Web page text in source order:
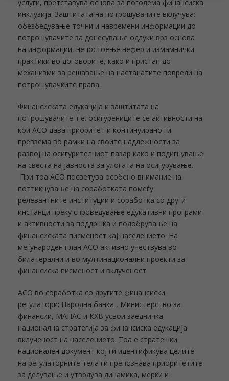
услуги, претставува основа за поголема финансиска
инклузија. Заштитата на потрошувачите вклучува:
обезбедување точни и навремени информации до
потрошувачите за донесување одлуки врз основа
на информации, непостоење нефер и измамнички
практики во договорите, како и пристап до
механизми за решавање на настанатите повреди на
потрошувачките права.
Финансиската едукација и заштитата на
потрошувачите т.е. осигурениците се активности на
кои АСО дава приоритет и континуирано ги
превзема во рамки на своите надлежности за
развој на осигурителниот пазар како и подигнување
на свеста на јавноста за улогата на осигурување.
При тоа АСО посветува особено внимание на
поттикнување на соработката помеѓу
релевантните институции и соработка со други
инстанци преку спроведување едукативни програми
и активности за поддршка и подобрување на
финансиската писменост кај населението. На
меѓународен план АСО активно учествува во
билатерални и во мултинационални проекти за
финансиска писменост и вклученост.
АСО во соработка со другите финансиски
регулатори: Народна банка , Министерство за
финансии, МАПАС и КХВ усвои заедничка
национална стратегија за финансиска едукација
вклученост на населението. Тоа е стратешки
национален документ кој ги идентификува целите
на регулаторните тела ги препознава приоритетите
за делување и утврдува динамика, мерки и